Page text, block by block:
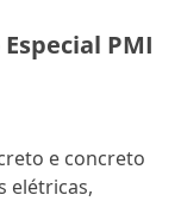
PMI
e concreto
elétricas,